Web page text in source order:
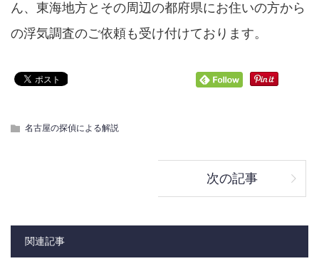
ん、東海地方とその周辺の都府県にお住いの方から
の浮気調査のご依頼も受け付けております。
名古屋の探偵による解説
次の記事
関連記事